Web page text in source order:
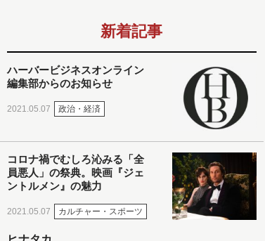
新着記事
ハーバービジネスオンライン
編集部からのお知らせ
2021.05.07 政治・経済
コロナ禍でむしろ沁みる「全
員悪人」の祭典。映画『ジェ
ントルメン』の魅力
2021.05.07 カルチャー・スポーツ